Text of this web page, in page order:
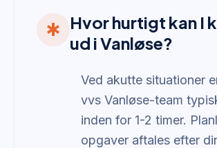
emergency
Hvor hurtigt kan I
ud i Vanløse?
Ved akutte situationer
vvs Vanløse-team
inden for 1-2 timer.
opgaver aftales efter